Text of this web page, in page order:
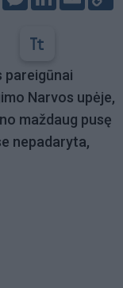
pareigūnai
Narvos upėje,
maždaug pusę
nepadaryta,